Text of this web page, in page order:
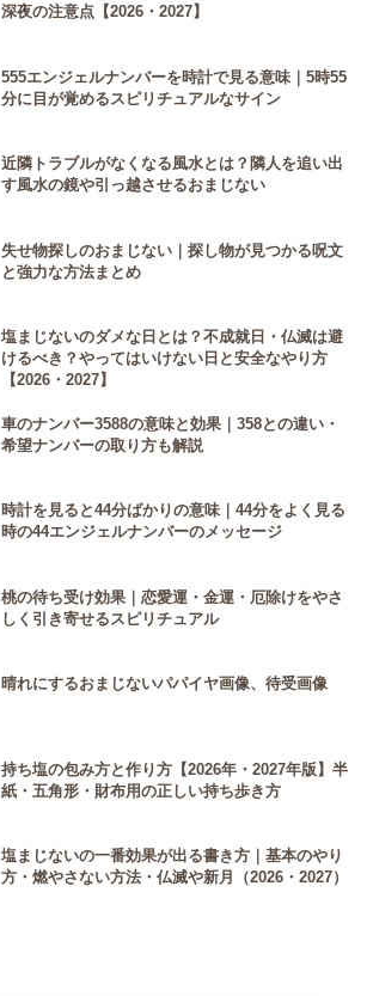
深夜の注意点【2026・2027】
555エンジェルナンバーを時計で見る意味｜5時55
分に目が覚めるスピリチュアルなサイン
近隣トラブルがなくなる風水とは？隣人を追い出
す風水の鏡や引っ越させるおまじない
失せ物探しのおまじない｜探し物が見つかる呪文
と強力な方法まとめ
塩まじないのダメな日とは？不成就日・仏滅は避
けるべき？やってはいけない日と安全なやり方
【2026・2027】
車のナンバー3588の意味と効果｜358との違い・
希望ナンバーの取り方も解説
時計を見ると44分ばかりの意味｜44分をよく見る
時の44エンジェルナンバーのメッセージ
桃の待ち受け効果｜恋愛運・金運・厄除けをやさ
しく引き寄せるスピリチュアル
晴れにするおまじないパパイヤ画像、待受画像
持ち塩の包み方と作り方【2026年・2027年版】半
紙・五角形・財布用の正しい持ち歩き方
塩まじないの一番効果が出る書き方｜基本のやり
方・燃やさない方法・仏滅や新月（2026・2027）